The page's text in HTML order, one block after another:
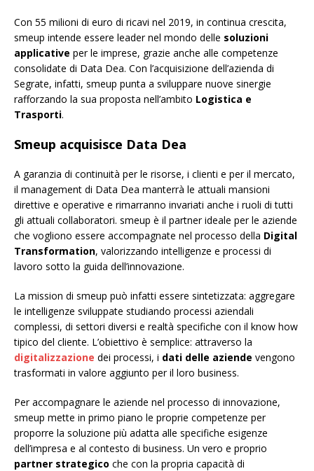
Con 55 milioni di euro di ricavi nel 2019, in continua crescita,
smeup intende essere leader nel mondo delle soluzioni
applicative per le imprese, grazie anche alle competenze
consolidate di Data Dea. Con l’acquisizione dell’azienda di
Segrate, infatti, smeup punta a sviluppare nuove sinergie
rafforzando la sua proposta nell’ambito Logistica e
Trasporti.
Smeup acquisisce Data Dea
A garanzia di continuità per le risorse, i clienti e per il mercato,
il management di Data Dea manterrà le attuali mansioni
direttive e operative e rimarranno invariati anche i ruoli di tutti
gli attuali collaboratori. smeup è il partner ideale per le aziende
che vogliono essere accompagnate nel processo della Digital
Transformation, valorizzando intelligenze e processi di
lavoro sotto la guida dell’innovazione.
La mission di smeup può infatti essere sintetizzata: aggregare
le intelligenze sviluppate studiando processi aziendali
complessi, di settori diversi e realtà specifiche con il know how
tipico del cliente. L’obiettivo è semplice: attraverso la
digitalizzazione dei processi, i dati delle aziende vengono
trasformati in valore aggiunto per il loro business.
Per accompagnare le aziende nel processo di innovazione,
smeup mette in primo piano le proprie competenze per
proporre la soluzione più adatta alle specifiche esigenze
dell’impresa e al contesto di business. Un vero e proprio
partner strategico che con la propria capacità di